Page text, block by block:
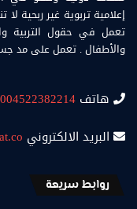
إعلامية تربوية غير ربحية
تعمل في حقول التربية
والأطفال . تعمل على مد
هاتف 004522382214
البريد الالكتروني
روابط سريعة